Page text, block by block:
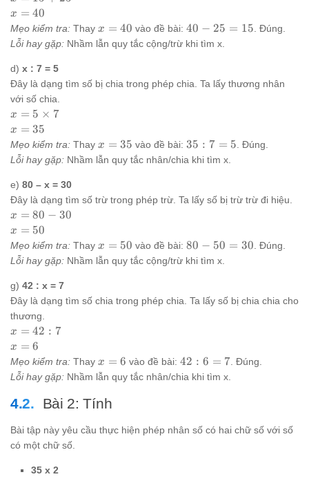
=
15
+
x
=
40
x = 40
Mẹo kiểm tra: Thay x
=
x = 40 vào đề bài:40
-
15
40 − 25 = 15 . Đúng.
Lỗi hay gặp: Nhầm lẫn quy tắc cộng/trừ khi tìm x.
d) x : 7 = 5
Đây là dạng tìm số bị chia trong phép chia. Ta lấy thương nhân
với số chia.
x = 5
\times
7
x = 5 × 7
x
=
35
x = 35
Mẹo kiểm tra: Thay x
=
x = 35 vào đề bài:35
: 7
35 : 7 = 5 . Đúng.
Lỗi hay gặp: Nhầm lẫn quy tắc nhân/chia khi tìm x.
e) 80 – x = 30
Đây là dạng tìm số trừ trong phép trừ. Ta lấy số bị trừ trừ đi hiệu.
x
=
80
-
x = 80 − 30
x
=
50
x = 50
Mẹo kiểm tra: Thay x
=
x = 50 vào đề bài:80
-
30
80 − 50 = 30 . Đúng.
Lỗi hay gặp: Nhầm lẫn quy tắc cộng/trừ khi tìm x.
g) 42 : x = 7
Đây là dạng tìm số chia trong phép chia. Ta lấy số bị chia chia cho
thương.
x
=
42
: 7
x = 42 : 7
x
=
6
x = 6
Mẹo kiểm tra: Thay x
=
x = 6 vào đề bài:42
: 6
42 : 6 = 7 . Đúng.
Lỗi hay gặp: Nhầm lẫn quy tắc nhân/chia khi tìm x.
Bài 2: Tính
Bài tập này yêu cầu thực hiện phép nhân số có hai chữ số với số
có một chữ số.
35 x 2